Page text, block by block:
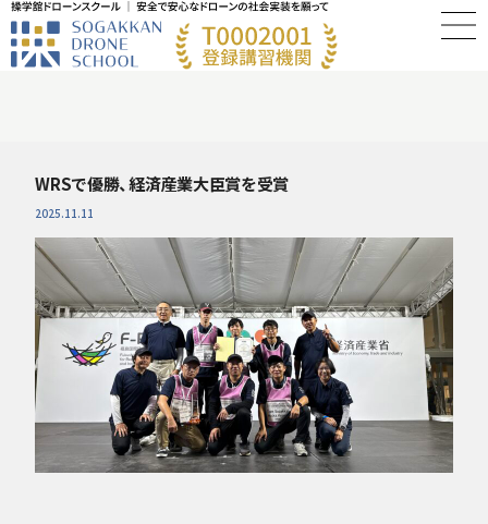
WRSで優勝、経済産業大臣賞を受賞
2025.11.11